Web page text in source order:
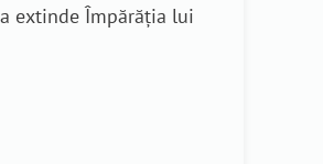
extinde Împărăția lui